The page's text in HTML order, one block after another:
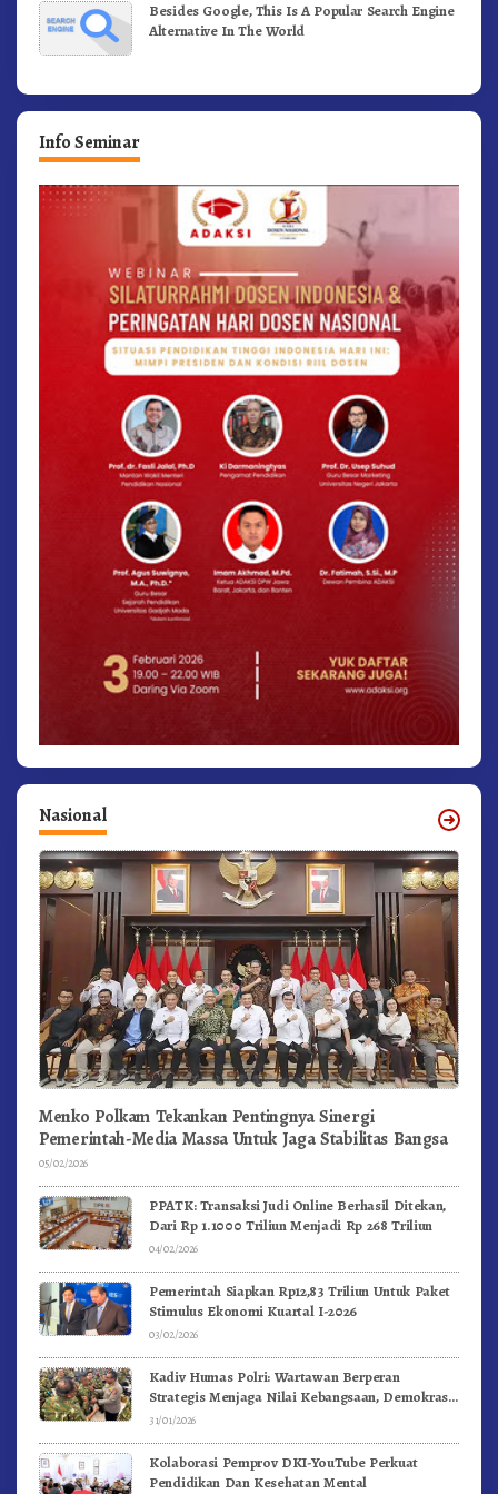
Besides Google, This Is A Popular Search Engine
Alternative In The World
Info Seminar
Nasional
Menko Polkam Tekankan Pentingnya Sinergi
Pemerintah-Media Massa Untuk Jaga Stabilitas Bangsa
05/02/2026
PPATK: Transaksi Judi Online Berhasil Ditekan,
Dari Rp 1.1000 Triliun Menjadi Rp 268 Triliun
04/02/2026
Pemerintah Siapkan Rp12,83 Triliun Untuk Paket
Stimulus Ekonomi Kuartal I-2026
03/02/2026
Kadiv Humas Polri: Wartawan Berperan
Strategis Menjaga Nilai Kebangsaan, Demokrasi,
dan NKRI
31/01/2026
Kolaborasi Pemprov DKI-YouTube Perkuat
Pendidikan Dan Kesehatan Mental